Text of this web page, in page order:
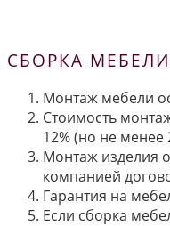
СБОРКА
Монтаж мебели
Стоимость
12% (но не
Монтаж изделия
компанией
Гарантия на
Если сборка